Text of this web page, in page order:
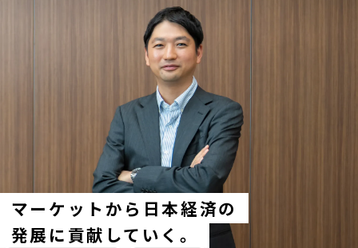
マーケットから日本経済の
発展に貢献していく。